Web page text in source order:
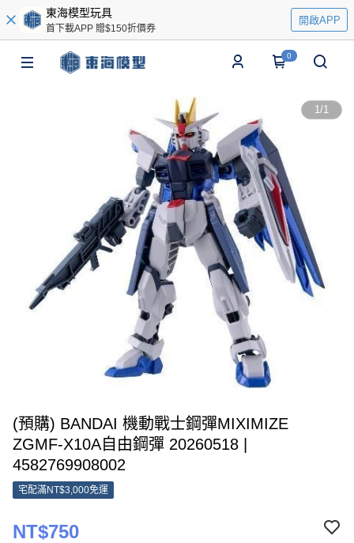
東海模型玩具
首下載APP 贈$150折價券
開啟APP
0
1/1
(預購) BANDAI 機動戰士鋼彈MIXIMIZE
ZGMF-X10A自由鋼彈 20260518 |
4582769908002
宅配滿NT$3,000免運
NT$750